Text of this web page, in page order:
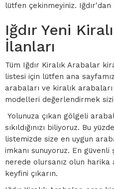
lütfen çekinmeyiniz.
Iğdır Yeni
İlanları
Tüm Iğdır Kiralık Arabalar
listesi için lütfen ana
arabaları ve kiralık
modelleri değerlendirmek
Yolunuza çıkan gölgeli
sıkıldığınızı biliyoruz. Bu
listemizde size en uygun
imkanı sunuyoruz. En
nerede olursanız olun harika
keyfini çıkarın.